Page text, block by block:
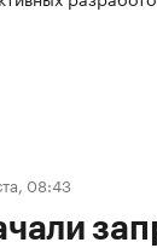
08:43